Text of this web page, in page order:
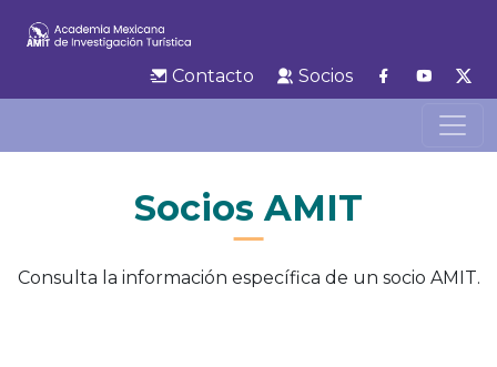
Contacto Socios
Socios AMIT
Consulta la información específica de un socio AMIT.